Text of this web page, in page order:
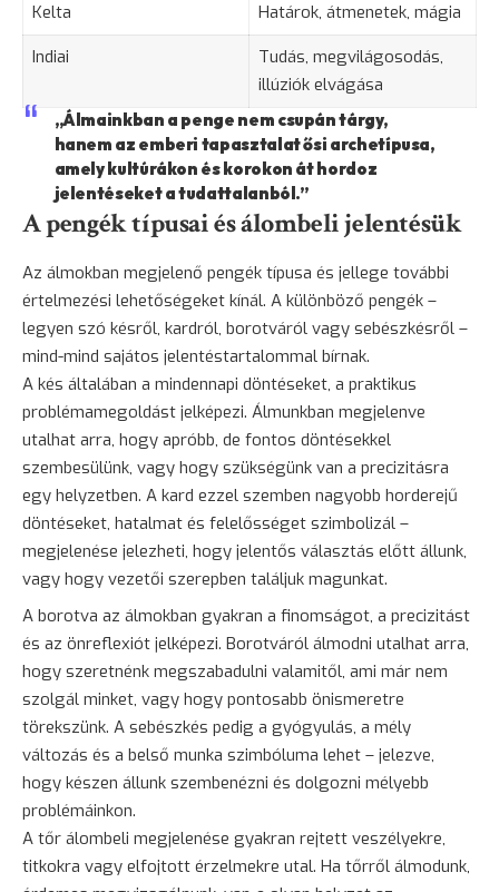
Kelta
Határok, átmenetek, mágia
Indiai
Tudás, megvilágosodás,
illúziók elvágása
„Álmainkban a penge nem csupán tárgy,
hanem az emberi tapasztalat ősi archetípusa,
amely kultúrákon és korokon át hordoz
jelentéseket a tudattalanból.”
A pengék típusai és álombeli jelentésük
Az álmokban megjelenő pengék típusa és jellege további
értelmezési lehetőségeket kínál. A különböző pengék –
legyen szó késről, kardról, borotváról vagy sebészkésről –
mind-mind sajátos jelentéstartalommal bírnak.
A kés általában a mindennapi döntéseket, a praktikus
problémamegoldást jelképezi. Álmunkban megjelenve
utalhat arra, hogy apróbb, de fontos döntésekkel
szembesülünk, vagy hogy szükségünk van a precizitásra
egy helyzetben. A kard ezzel szemben nagyobb horderejű
döntéseket, hatalmat és felelősséget szimbolizál –
megjelenése jelezheti, hogy jelentős választás előtt állunk,
vagy hogy vezetői szerepben találjuk magunkat.
A borotva az álmokban gyakran a finomságot, a precizitást
és az önreflexiót jelképezi. Borotváról álmodni utalhat arra,
hogy szeretnénk megszabadulni valamitől, ami már nem
szolgál minket, vagy hogy pontosabb önismeretre
törekszünk. A sebészkés pedig a gyógyulás, a mély
változás és a belső munka szimbóluma lehet – jelezve,
hogy készen állunk szembenézni és dolgozni mélyebb
problémáinkon.
A tőr álombeli megjelenése gyakran rejtett veszélyekre,
titkokra vagy elfojtott érzelmekre utal. Ha tőrről álmodunk,